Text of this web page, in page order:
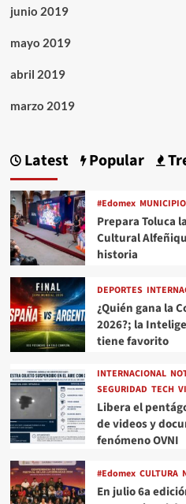
junio 2019
mayo 2019
abril 2019
marzo 2019
Latest Popular
#Edomex
Prepara Toluca
Cultural
historia
DEPORTES
¿Quién gana la
2026?; la
tiene favorito
INTERNACIONAL
SEGURIDAD TECH
Libera el
de videos y
fenómeno OVNI
#Edomex CULTURA
En julio 6a